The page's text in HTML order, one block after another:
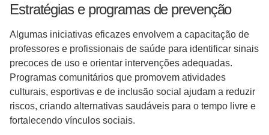
Estratégias e programas de prevenção
Algumas iniciativas eficazes envolvem a capacitação de
professores e profissionais de saúde para identificar sinais
precoces de uso e orientar intervenções adequadas.
Programas comunitários que promovem atividades
culturais, esportivas e de inclusão social ajudam a reduzir
riscos, criando alternativas saudáveis para o tempo livre e
fortalecendo vínculos sociais.